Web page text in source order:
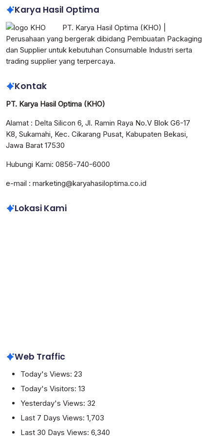
Karya Hasil Optima
PT. Karya Hasil Optima (KHO) |
Perusahaan yang bergerak dibidang Pembuatan Packaging
dan Supplier untuk kebutuhan Consumable Industri serta
trading supplier yang terpercaya.
Kontak
PT. Karya Hasil Optima (KHO)
Alamat : Delta Silicon 6, Jl. Ramin Raya No.V Blok G6-17
K8, Sukamahi, Kec. Cikarang Pusat, Kabupaten Bekasi,
Jawa Barat 17530
Hubungi Kami: 0856-740-6000
e-mail : marketing@karyahasiloptima.co.id
Lokasi Kami
Web Traffic
Today's Views: 23
Today's Visitors: 13
Yesterday's Views: 32
Last 7 Days Views: 1,703
Last 30 Days Views: 6,340